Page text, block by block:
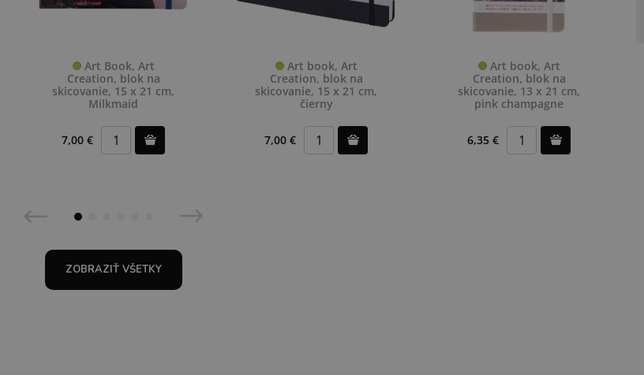
Art Book, Art
Creation, blok na
skicovanie, 15 x 21 cm,
Milkmaid
7,00 €
Art book, Art
Creation, blok na
skicovanie, 15 x 21 cm,
čierny
7,00 €
Art book, Art
Creation, blok na
skicovanie, 13 x 21 cm,
pink champagne
6,35 €
ZOBRAZIŤ VŠETKY